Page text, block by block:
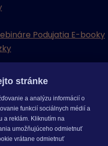
Podujatia E-booky
dokumenty
Odporúčaná
Mobilné aplikácie
dokumentyOdporúčaná
stránke
a analýzu informácií o
funkcií sociálnych médií a
a reklám. Kliknutím na
umožňujúceho odmietnuť
vrátane odmietnuť